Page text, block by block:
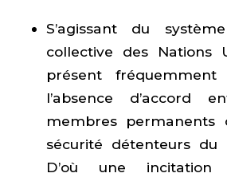
S’agissant du
collective des Nations
présent
l’absence d’accord
membres permanents
sécurité détenteurs
D’où une incitation